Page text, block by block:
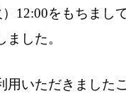
12:00をもちまして
した。
いただきましたこ